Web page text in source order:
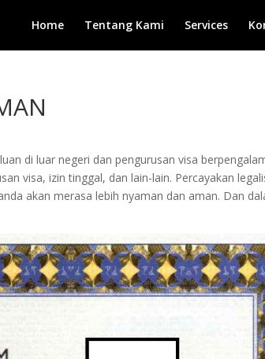
Home Tentang Kami Services
di luar negeri dan pengurusan visa
visa, izin tinggal, dan lain-lain. Percayakan
akan merasa lebih nyaman dan aman. Dan